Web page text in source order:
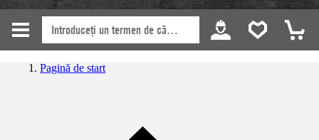
Pagină de start